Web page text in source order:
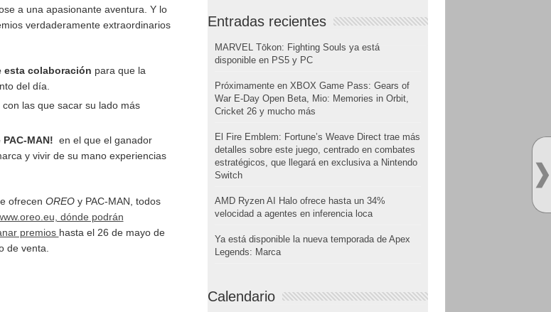
a una apasionante aventura. Y lo
verdaderamente extraordinarios
esta colaboración para que la
del día.
con las que sacar su lado más
MAN! en el que el ganador
y vivir de su mano experiencias
ofrecen OREO y PAC-MAN, todos
dónde podrán
premios hasta el 26 de mayo de
de venta.
Entradas recientes
MARVEL Tōkon: Fighting Souls ya está
disponible en PS5 y PC
Próximamente en XBOX Game Pass: Gears of
War E-Day Open Beta, Mio: Memories in Orbit,
Cricket 26 y mucho más
El Fire Emblem: Fortune’s Weave Direct trae más
detalles sobre este juego, centrado en combates
estratégicos, que llegará en exclusiva a Nintendo
Switch
AMD Ryzen AI Halo ofrece hasta un 34%
velocidad a agentes en inferencia loca
Ya está disponible la nueva temporada de Apex
Legends: Marca
Calendario